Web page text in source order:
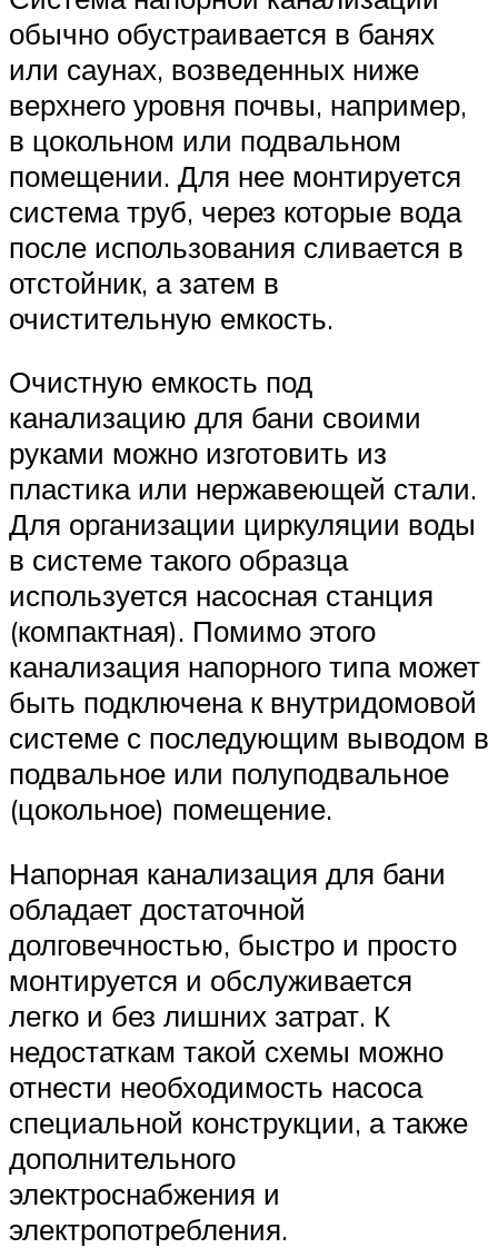
обычно обустраивается в банях
или саунах, возведенных ниже
верхнего уровня почвы, например,
в цокольном или подвальном
помещении. Для нее монтируется
система труб, через которые вода
после использования сливается в
отстойник, а затем в
очистительную емкость.
Очистную емкость под
канализацию для бани своими
руками можно изготовить из
пластика или нержавеющей стали.
Для организации циркуляции воды
в системе такого образца
используется насосная станция
(компактная). Помимо этого
канализация напорного типа может
быть подключена к внутридомовой
системе с последующим выводом в
подвальное или полуподвальное
(цокольное) помещение.
Напорная канализация для бани
обладает достаточной
долговечностью, быстро и просто
монтируется и обслуживается
легко и без лишних затрат. К
недостаткам такой схемы можно
отнести необходимость насоса
специальной конструкции, а также
дополнительного
электроснабжения и
электропотребления.